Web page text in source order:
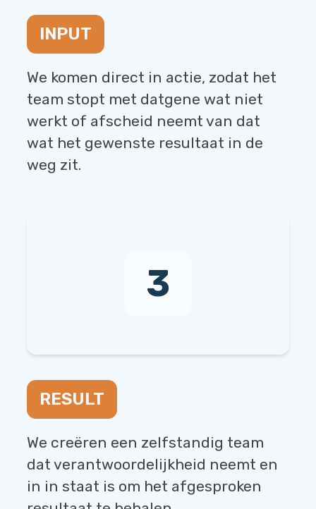
INPUT
We komen direct in actie, zodat het
team stopt met datgene wat niet
werkt of afscheid neemt van dat
wat het gewenste resultaat in de
weg zit.
3
RESULT
We creëren een zelfstandig team
dat verantwoordelijkheid neemt en
in in staat is om het afgesproken